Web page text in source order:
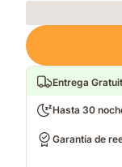
Loading
Entrega
Hasta 30
Garantía de